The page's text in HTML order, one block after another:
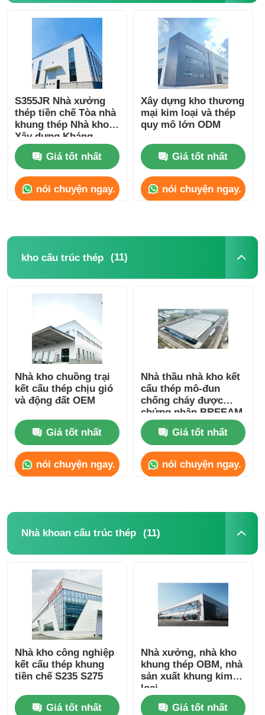
S355JR Nhà xưởng
thép tiền chế Tòa nhà
khung thép Nhà kho
Xây dựng Kháng
động đất
Giá tốt nhất
nói chuyện ngay.
Xây dựng kho thương
mại kim loại và thép
quy mô lớn ODM
Giá tốt nhất
nói chuyện ngay.
kho cấu trúc thép (11)
Nhà kho chuồng trại
kết cấu thép chịu gió
và động đất OEM
Giá tốt nhất
nói chuyện ngay.
Nhà thầu nhà kho kết
cấu thép mô-đun
chống cháy được
chứng nhận BREEAM
Giá tốt nhất
nói chuyện ngay.
Nhà khoan cấu trúc thép (11)
Nhà kho công nghiệp
kết cấu thép khung
tiền chế S235 S275
Giá tốt nhất
Nhà xưởng, nhà kho
khung thép OBM, nhà
sản xuất khung kim
loại
Giá tốt nhất